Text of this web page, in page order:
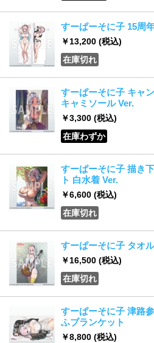
すーぱーそに子 15周
￥13,200 (税込)
在庫切れ
すーぱーそに子 キャ
キャミソール Ver.
￥3,300 (税込)
在庫わずか
すーぱーそに子 描き
ト 白水着 Ver.
￥6,600 (税込)
在庫切れ
すーぱーそに子 タオ
￥16,500 (税込)
在庫切れ
すーぱーそに子 津路
ふブランケット
￥8,800 (税込)